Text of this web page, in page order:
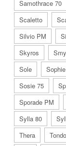
Samothrace 70
Scaletto
Silvio PM
Skyros
Sole
Sosie 75
Sporade PM
Sylla 80
Thera